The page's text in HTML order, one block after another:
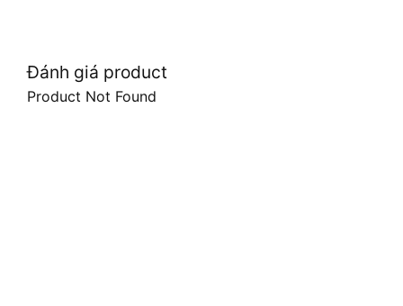
Đánh giá product
Product Not Found